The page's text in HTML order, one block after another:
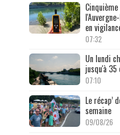
en
07:32
Un lundi
jusqu'à
07:10
Le récap’
semaine
09/08/26